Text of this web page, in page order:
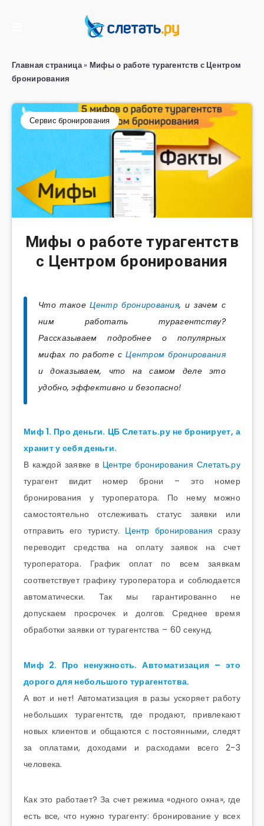
Главная страница» Мифы о работе турагентств с Центром
бронирования
Сервис бронирования
Мифы о работе турагентств
с Центром бронирования
Что такоеЦентр бронирования, и зачем с
ним работать турагентству?
Рассказываем подробнее о популярных
мифах по работе сЦентром бронирования
и доказываем, что на самом деле это
удобно, эффективно и безопасно!
Миф 1. Про деньги. ЦБ Слетать.руне бронирует, а
хранит у себя деньги.
В каждой заявке в Центре бронирования Слетать.ру
турагент видит номер брони – это номер
бронирования у туроператора. По нему можно
самостоятельно отслеживать статус заявки или
отправить его туристу. Центр бронирования сразу
переводит средства на оплату заявок на счет
туроператора. График оплат по всем заявкам
соответствует графику туроператора и соблюдается
автоматически. Так мы гарантированно не
допускаем просрочек и долгов. Среднее время
обработки заявки от турагентства – 60 секунд.
Миф 2. Про ненужность. Автоматизация – это
дорого для небольшого турагентства.
А вот и нет! Автоматизация в разы ускоряет работу
небольших турагентств, где продают, привлекают
новых клиентов и общаются с постоянными, следят
за оплатами, доходами и расходами всего 2-3
человека.
Как это работает? За счет режима «одного окна», где
есть все, что нужно турагенту: бронирование у всех